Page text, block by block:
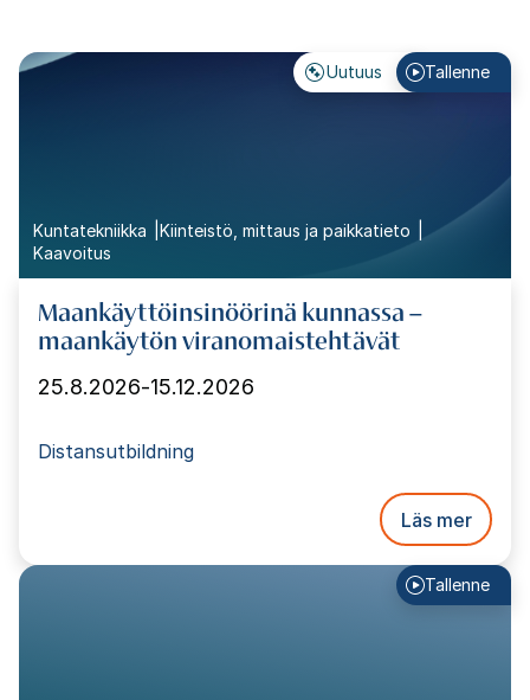
Uutuus Tallenne
Kuntatekniikka
Kiinteistö, mittaus ja paikkatieto
Kaavoitus
Maankäyttöinsinöörinä kunnassa –
maankäytön viranomaistehtävät
25.8.2026-15.12.2026
Distansutbildning
Läs mer
Tallenne